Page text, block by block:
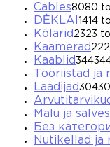
Cables8080
DĖKLAI 14 14
Kõlarid 2323
Kaamerad 22
Kaablid344
Tööriistad ja
Laadijad304
Mälu ja
Без
Nutikellad ja